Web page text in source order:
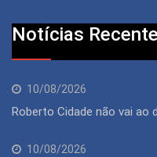
Notícias
10/08/2026
Roberto Cidade não vai ao
10/08/2026